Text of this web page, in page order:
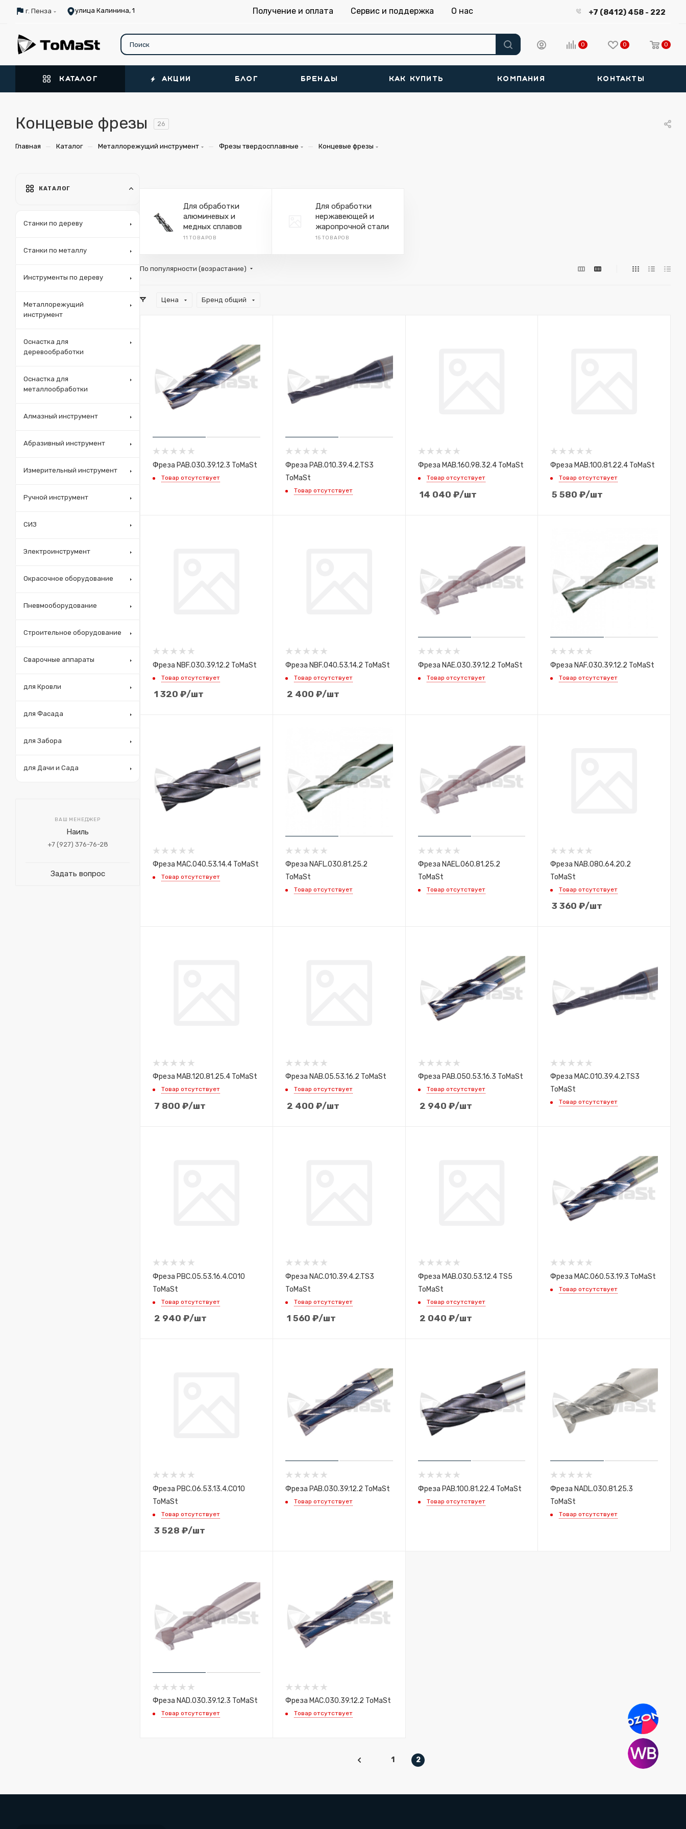
г. Пенза улица Калинина, 1 Получение и оплата Сервис и поддержка О нас +7 (8412) 458 - 222
0 0 0
КАТАЛОГ АКЦИИ БЛОГ БРЕНДЫ КАК КУПИТЬ КОМПАНИЯ КОНТАКТЫ
Концевые фрезы 26
Главная — Каталог — Металлорежущий инструмент — Фрезы твердосплавные — Концевые фрезы
Для обработки
алюминевых и
медных сплавов
11 ТОВАРОВ
Для обработки
нержавеющей и
жаропрочной стали
15 ТОВАРОВ
По популярности (возрастание)
Цена Бренд общий
Фреза PAB.030.39.12.3 ToMaSt
Товар отсутствует
Фреза PAB.010.39.4.2.TS3
ToMaSt
Товар отсутствует
Фреза MAB.160.98.32.4 ToMaSt
Товар отсутствует
14 040 ₽/шт
Фреза MAB.100.81.22.4 ToMaSt
Товар отсутствует
5 580 ₽/шт
Фреза NBF.030.39.12.2 ToMaSt
Товар отсутствует
1 320 ₽/шт
Фреза NBF.040.53.14.2 ToMaSt
Товар отсутствует
2 400 ₽/шт
Фреза NAE.030.39.12.2 ToMaSt
Товар отсутствует
Фреза NAF.030.39.12.2 ToMaSt
Товар отсутствует
Фреза MAC.040.53.14.4 ToMaSt
Товар отсутствует
Фреза NAFL.030.81.25.2
ToMaSt
Товар отсутствует
Фреза NAEL.060.81.25.2
ToMaSt
Товар отсутствует
Фреза NAB.080.64.20.2
ToMaSt
Товар отсутствует
3 360 ₽/шт
Фреза MAB.120.81.25.4 ToMaSt
Товар отсутствует
7 800 ₽/шт
Фреза NAB.05.53.16.2 ToMaSt
Товар отсутствует
2 400 ₽/шт
Фреза PAB.050.53.16.3 ToMaSt
Товар отсутствует
2 940 ₽/шт
Фреза MAC.010.39.4.2.TS3
ToMaSt
Товар отсутствует
Фреза PBC.05.53.16.4.C010
ToMaSt
Товар отсутствует
2 940 ₽/шт
Фреза NAC.010.39.4.2.TS3
ToMaSt
Товар отсутствует
1 560 ₽/шт
Фреза MAB.030.53.12.4 TS5
ToMaSt
Товар отсутствует
2 040 ₽/шт
Фреза MAC.060.53.19.3 ToMaSt
Товар отсутствует
Фреза PBC.06.53.13.4.C010
ToMaSt
Товар отсутствует
3 528 ₽/шт
Фреза PAB.030.39.12.2 ToMaSt
Товар отсутствует
Фреза PAB.100.81.22.4 ToMaSt
Товар отсутствует
Фреза NADL.030.81.25.3
ToMaSt
Товар отсутствует
Фреза NAD.030.39.12.3 ToMaSt
Товар отсутствует
Фреза MAC.030.39.12.2 ToMaSt
Товар отсутствует
1 2
КАТАЛОГ
Станки по дереву
Станки по металлу
Инструменты по дереву
Металлорежущий
инструмент
Оснастка для
деревообработки
Оснастка для
металлообработки
Алмазный инструмент
Абразивный инструмент
Измерительный инструмент
Ручной инструмент
СИЗ
Электроинструмент
Окрасочное оборудование
Пневмооборудование
Строительное оборудование
Сварочные аппараты
для Кровли
для Фасада
для Забора
для Дачи и Сада
ВАШ МЕНЕДЖЕР
Наиль
+7 (927) 376-76-28
Задать вопрос